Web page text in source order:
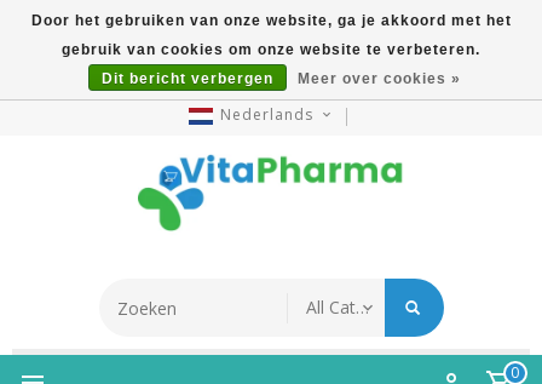
5% Korting Na Aanmelding Op Nieuwsbrief | Gratis
Verzending Vanaf €49 | Online Sinds 2007
Nederlands
0
Door het gebruiken van onze website, ga je akkoord met het
gebruik van cookies om onze website te verbeteren.
Dit bericht verbergen
Meer over cookies »